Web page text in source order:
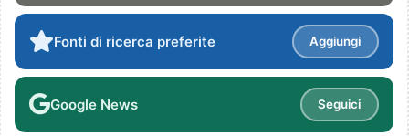
Fonti di ricerca preferite Aggiungi
Google News Seguici